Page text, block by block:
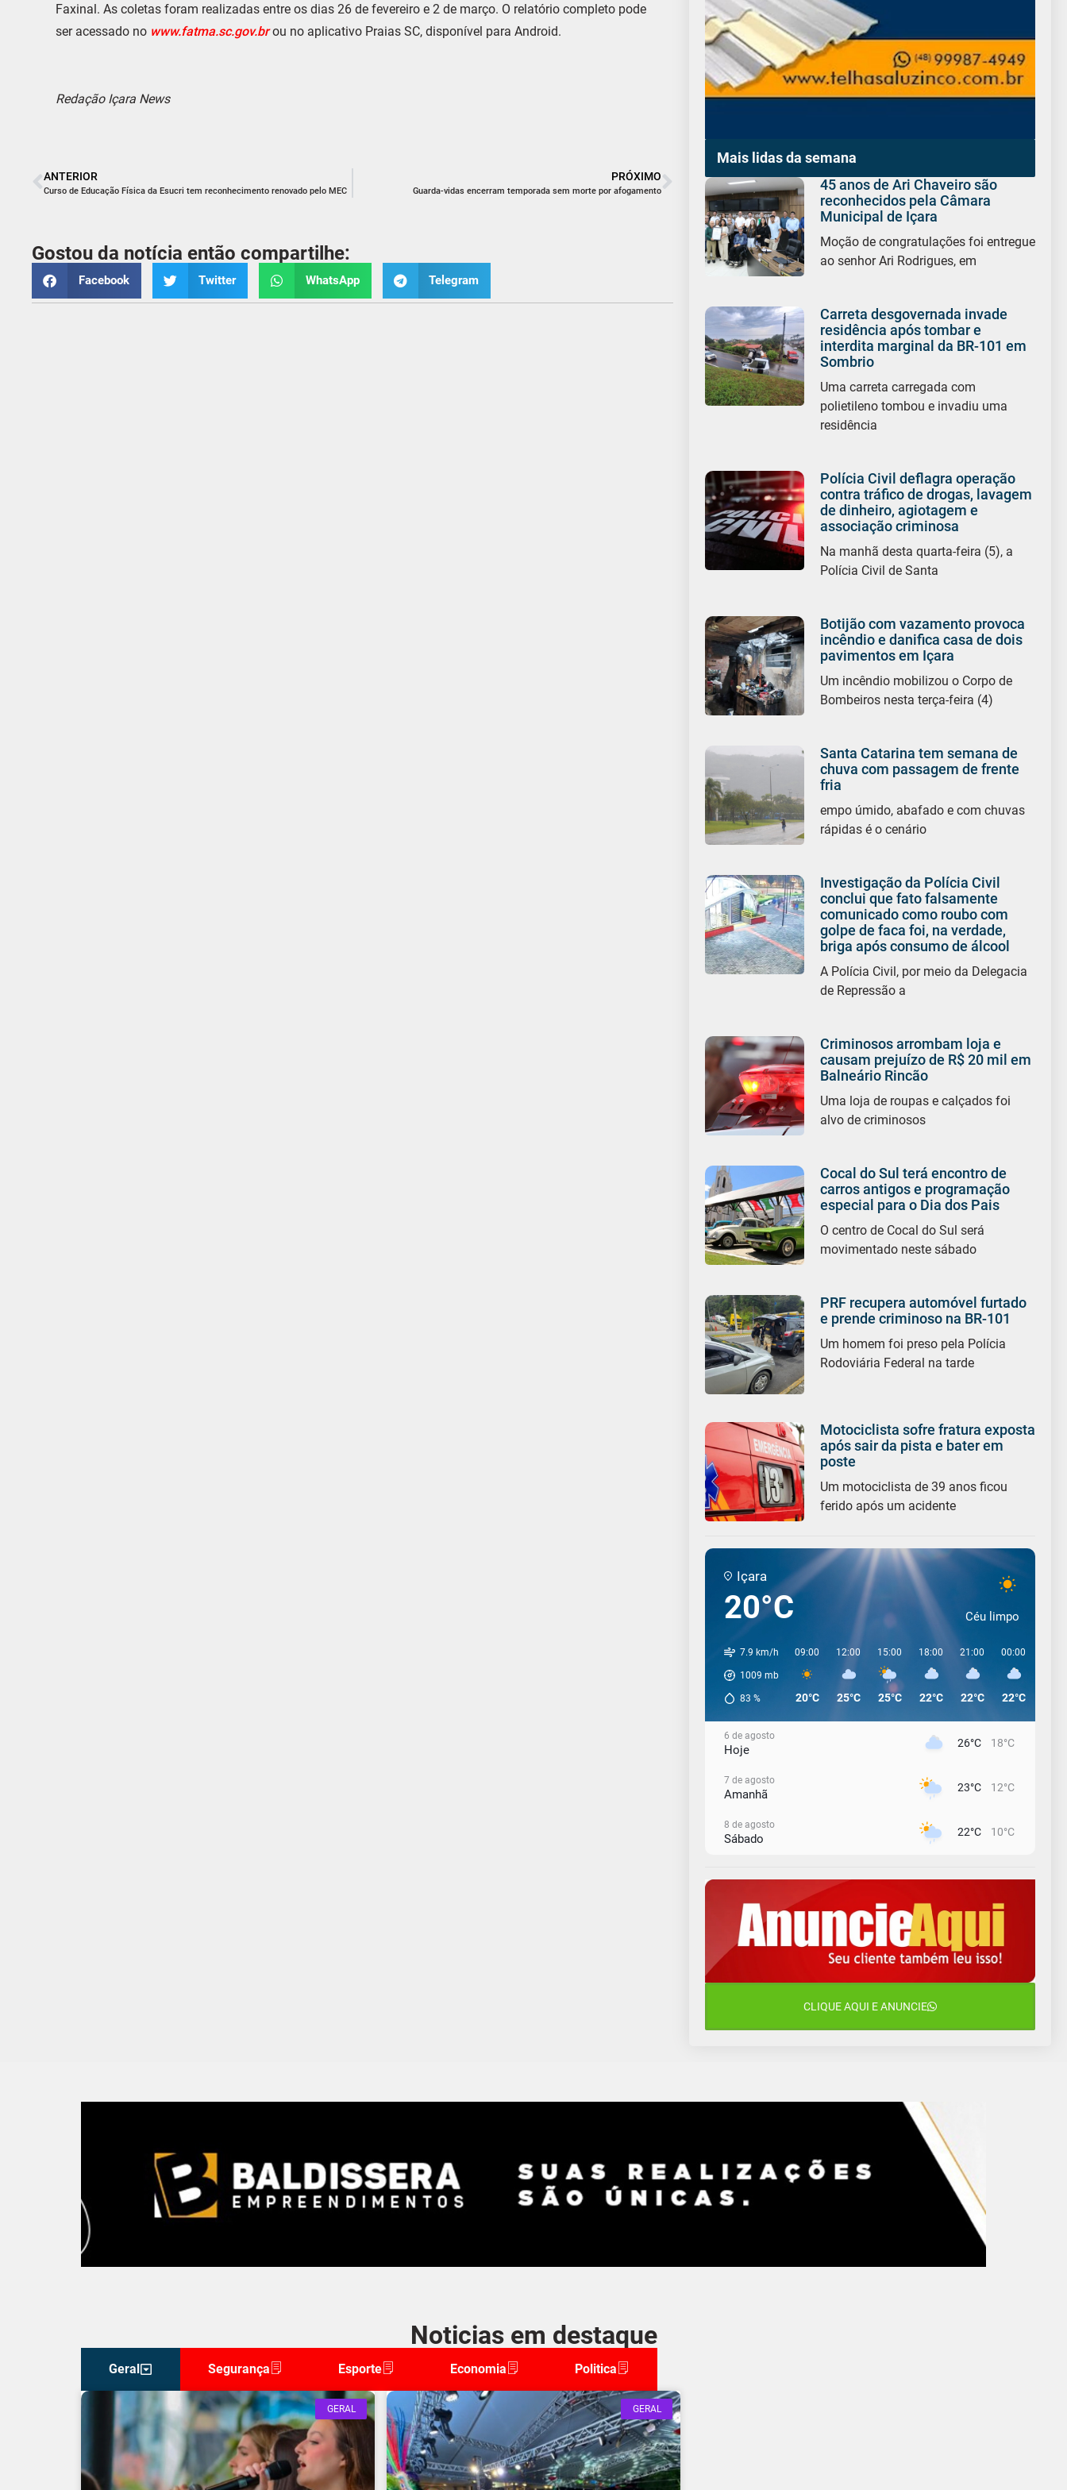
Faxinal. As coletas foram realizadas entre os dias 26 de fevereiro e 2 de março. O relatório completo pode
ser acessado no www.fatma.sc.gov.brou no aplicativo Praias SC, disponível para Android.
Redação Içara News
ANTERIOR
Curso de Educação Física da Esucri tem reconhecimento renovado pelo MEC
PRÓXIMO
Guarda-vidas encerram temporada sem morte por afogamento
Gostou da notícia então compartilhe:
Facebook Twitter WhatsApp Telegram
Mais lidas da semana
45 anos de Ari Chaveiro são
reconhecidos pela Câmara
Municipal de Içara
Moção de congratulações foi entregue
ao senhor Ari Rodrigues, em
Carreta desgovernada invade
residência após tombar e
interdita marginal da BR-101 em
Sombrio
Uma carreta carregada com
polietileno tombou e invadiu uma
residência
Polícia Civil deflagra operação
contra tráfico de drogas, lavagem
de dinheiro, agiotagem e
associação criminosa
Na manhã desta quarta-feira (5), a
Polícia Civil de Santa
Botijão com vazamento provoca
incêndio e danifica casa de dois
pavimentos em Içara
Um incêndio mobilizou o Corpo de
Bombeiros nesta terça-feira (4)
Santa Catarina tem semana de
chuva com passagem de frente
fria
empo úmido, abafado e com chuvas
rápidas é o cenário
Investigação da Polícia Civil
conclui que fato falsamente
comunicado como roubo com
golpe de faca foi, na verdade,
briga após consumo de álcool
A Polícia Civil, por meio da Delegacia
de Repressão a
Criminosos arrombam loja e
causam prejuízo de R$ 20 mil em
Balneário Rincão
Uma loja de roupas e calçados foi
alvo de criminosos
Cocal do Sul terá encontro de
carros antigos e programação
especial para o Dia dos Pais
O centro de Cocal do Sul será
movimentado neste sábado
PRF recupera automóvel furtado
e prende criminoso na BR-101
Um homem foi preso pela Polícia
Rodoviária Federal na tarde
Motociclista sofre fratura exposta
após sair da pista e bater em
poste
Um motociclista de 39 anos ficou
ferido após um acidente
Içara
20°C Céu limpo
7.9 km/h
1009 mb
83 %
09:00
20°C
12:00
25°C
15:00
25°C
18:00
22°C
21:00
22°C
00:00
22°C
6 de agosto
Hoje 26°C 18°C
7 de agosto
Amanhã 23°C 12°C
8 de agosto
Sábado 22°C 10°C
Domingo 16°C 12°C
10 de agosto
Segunda-Feira
11 de agosto
15°C 8°C
CLIQUE AQUI E ANUNCIE
Noticias em destaque
Geral Segurança Esporte Economia Politica
GERAL GERAL